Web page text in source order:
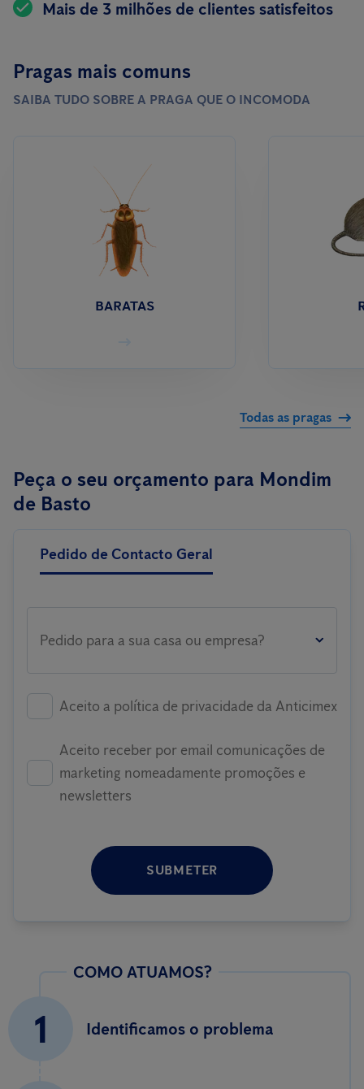
Mais de 3 milhões de clientes satisfeitos
Pragas mais comuns
SAIBA TUDO SOBRE A PRAGA QUE O INCOMODA
BARATAS
Todas as pragas
Peça o seu orçamento para Mondim
de Basto
Pedido de Contacto Geral
Pedido para a sua casa ou empresa?
Aceito a política de privacidade da Anticimex
Aceito receber por email comunicações de
marketing nomeadamente promoções e
newsletters
SUBMETER
COMO ATUAMOS?
1 Identificamos o problema